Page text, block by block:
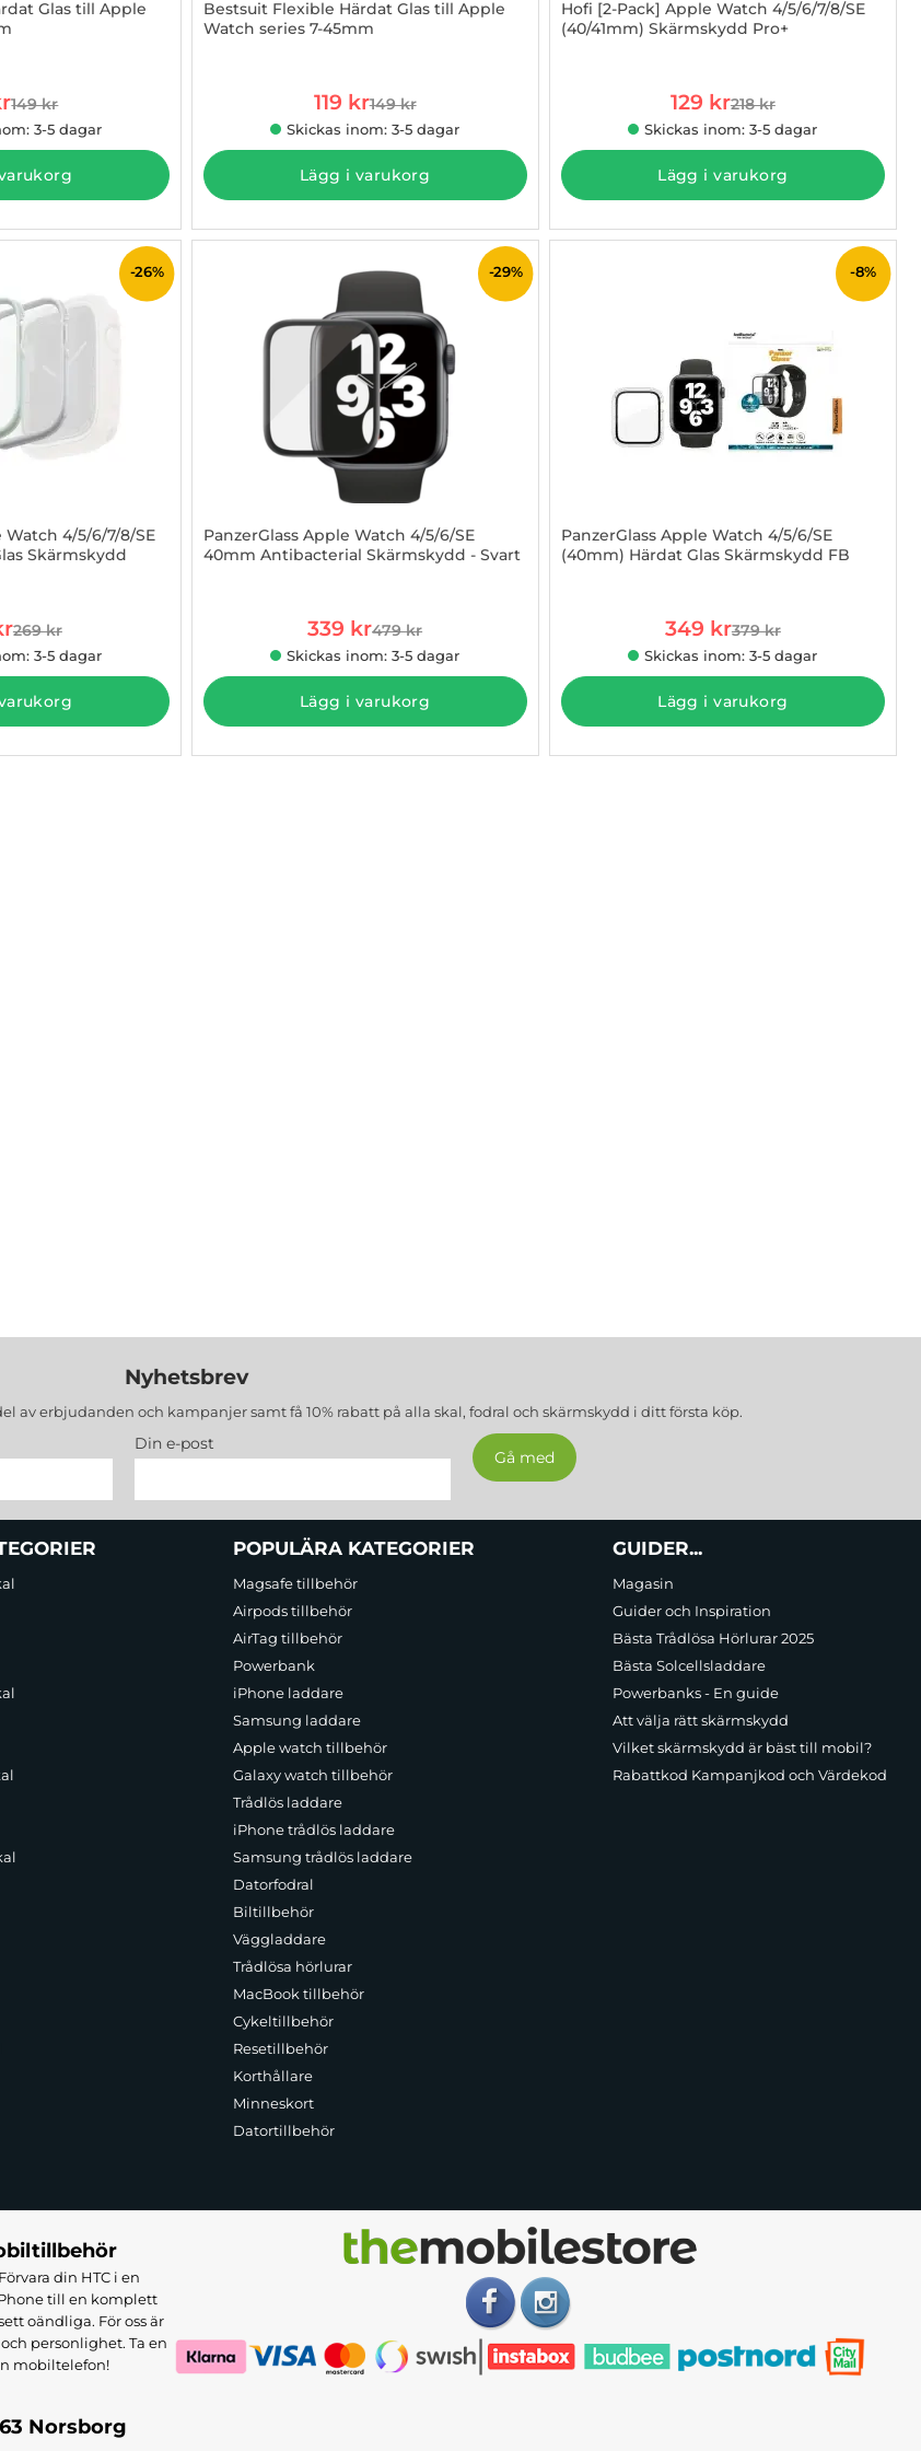
Glas till Apple
tidigare pris
149 kr
3-5 dagar
Bestsuit Flexible Härdat Glas till Apple
Watch series 7-45mm
rea pris
119 krtidigare pris
149 kr
Skickas inom: 3-5 dagar
Lägg i varukorg
Hofi [2-Pack] Apple Watch 4/5/6/7/8/SE
(40/41mm) Skärmskydd Pro+
rea pris
129 krtidigare pris
218 kr
Skickas inom: 3-5 dagar
Lägg i varukorg
-26%
4/5/6/7/8/SE
Skärmskydd
tidigare pris
269 kr
3-5 dagar
-29%
PanzerGlass Apple Watch 4/5/6/SE
40mm Antibacterial Skärmskydd - Svart
rea pris
339 krtidigare pris
479 kr
Skickas inom: 3-5 dagar
Lägg i varukorg
-8%
PanzerGlass Apple Watch 4/5/6/SE
(40mm) Härdat Glas Skärmskydd FB
rea pris
349 krtidigare pris
379 kr
Skickas inom: 3-5 dagar
Lägg i varukorg
Nyhetsbrev
av erbjudanden och kampanjer samt få 10% rabatt på alla skal, fodral och skärmskydd i ditt första köp.
Din e-post
POPULÄRA KATEGORIER
Magsafe tillbehör
Airpods tillbehör
AirTag tillbehör
Powerbank
iPhone laddare
Samsung laddare
Apple watch tillbehör
Galaxy watch tillbehör
Trådlös laddare
iPhone trådlös laddare
Samsung trådlös laddare
Datorfodral
Biltillbehör
Väggladdare
Trådlösa hörlurar
MacBook tillbehör
Cykeltillbehör
Resetillbehör
Korthållare
Minneskort
Datortillbehör
GUIDER...
Magasin
Guider och Inspiration
Bästa Trådlösa Hörlurar 2025
Bästa Solcellsladdare
Powerbanks - En guide
Att välja rätt skärmskydd
Vilket skärmskydd är bäst till mobil?
Rabattkod Kampanjkod och Värdekod
din HTC i en
till en komplett
oändliga. För oss är
personlighet. Ta en
mobiltelefon!
Norsborg